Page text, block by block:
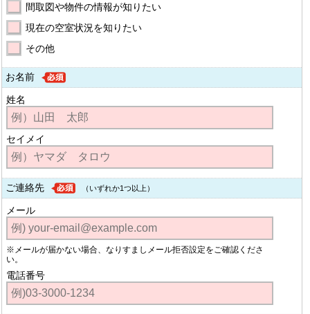
間取図や物件の情報が知りたい
現在の空室状況を知りたい
その他
お名前
姓名
セイメイ
ご連絡先 （いずれか1つ以上）
メール
※メールが届かない場合、なりすましメール拒否設定をご確認くださ
い。
電話番号